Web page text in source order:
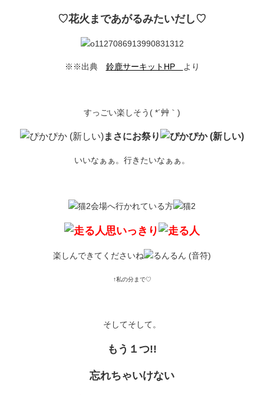
♡花火まであがるみたいだし♡
※※出典 鈴鹿サーキットHP より
すっごい楽しそう( *´艸｀)
まさにお祭り
いいなぁぁ。行きたいなぁぁ。
会場へ行かれている方
思いっきり
楽しんできてくださいね
↑私の分まで♡
そしてそして。
もう１つ!!
忘れちゃいけない